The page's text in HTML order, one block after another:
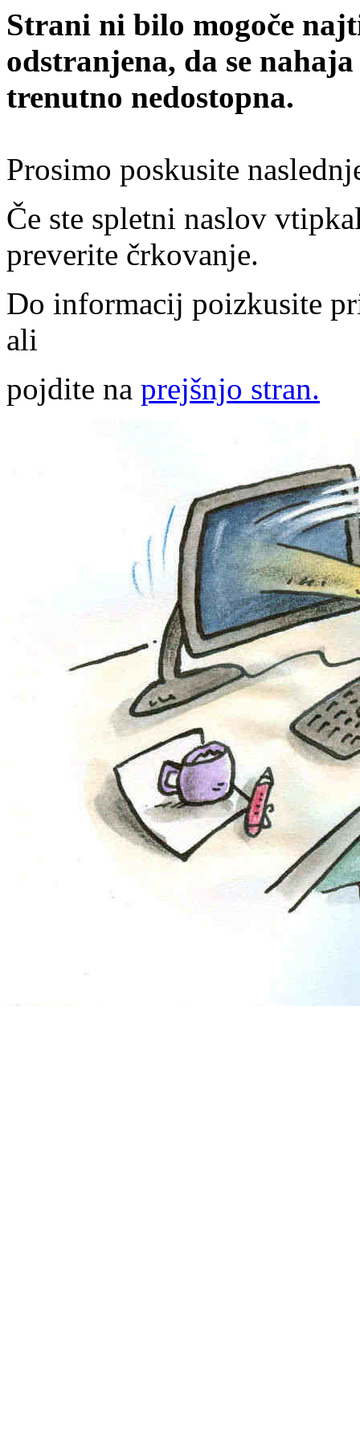
Strani ni bilo mogoče
odstranjena, da se
trenutno nedostopna.
Prosimo poskusite
Če ste spletni naslov
preverite črkovanje.
Do informacij poizkusite
ali
pojdite na prejšnjo stran.